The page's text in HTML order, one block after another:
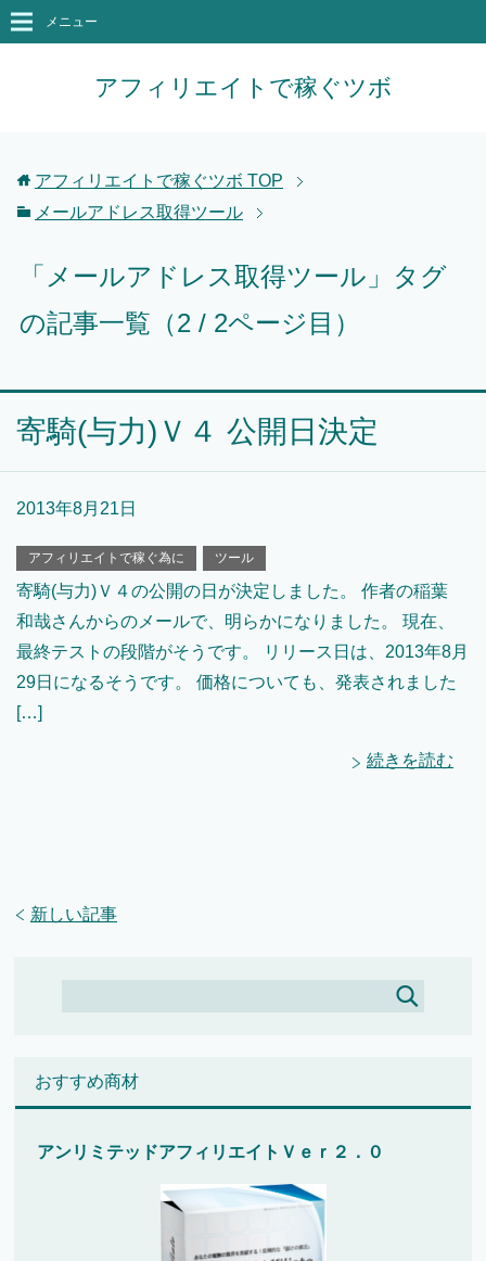
アフィリエイトで稼ぐツボ
メニュー
アフィリエイトで稼ぐツボ TOP
メールアドレス取得ツール
「メールアドレス取得ツール」タグ
の記事一覧（2 / 2ページ目）
寄騎(与力)Ｖ４ 公開日決定
2013年8月21日
アフィリエイトで稼ぐ為に ツール
寄騎(与力)Ｖ４の公開の日が決定しました。 作者の稲葉
和哉さんからのメールで、明らかになりました。 現在、
最終テストの段階がそうです。 リリース日は、2013年8月
29日になるそうです。 価格についても、発表されました
[…]
続きを読む
新しい記事
おすすめ商材
アンリミテッドアフィリエイトＶｅｒ２．０